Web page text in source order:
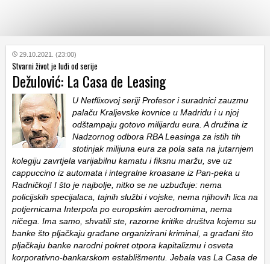
KATEGORIJE
HRVATSKI
WEB
29.10.2021. (23:00)
Stvarni život je luđi od serije
Dežulović: La Casa de Leasing
U Netflixovoj seriji Profesor i suradnici zauzmu
palaču Kraljevske kovnice u Madridu i u njoj
odštampaju gotovo milijardu eura. A družina iz
Nadzornog odbora RBA Leasinga za istih tih
stotinjak milijuna eura za pola sata na jutarnjem
kolegiju zavrtjela varijabilnu kamatu i fiksnu maržu, sve uz
cappuccino iz automata i integralne kroasane iz Pan-peka u
Radničkoj! I što je najbolje, nitko se ne uzbuđuje: nema
policijskih specijalaca, tajnih službi i vojske, nema njihovih lica na
potjernicama Interpola po europskim aerodromima, nema
ničega. Ima samo, shvatili ste, razorne kritike društva kojemu su
banke što pljačkaju građane organizirani kriminal, a građani što
pljačkaju banke narodni pokret otpora kapitalizmu i osveta
korporativno-bankarskom establišmentu. Jebala vas La Casa de